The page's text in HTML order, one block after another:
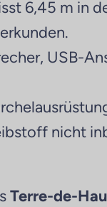
6,45 m in
USB-
nicht
Terre-de-